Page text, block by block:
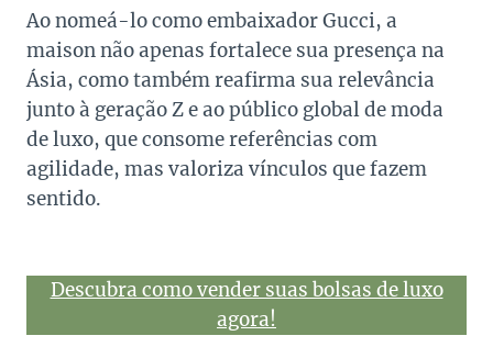
Ao nomeá-lo como embaixador Gucci, a
maison não apenas fortalece sua presença na
Ásia, como também reafirma sua relevância
junto à geração Z e ao público global de moda
de luxo, que consome referências com
agilidade, mas valoriza vínculos que fazem
sentido.
Descubra como vender suas bolsas de luxo
agora!